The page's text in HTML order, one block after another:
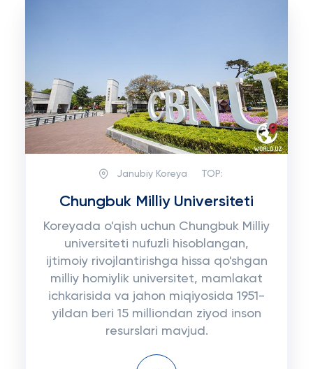
Janubiy Koreya TOP:
Chungbuk Milliy Universiteti
Koreyada o'qish uchun Chungbuk Milliy
universiteti nufuzli hisoblangan,
ijtimoiy rivojlantirishga hissa qo'shgan
milliy homiylik universitet, mamlakat
ichkarisida va jahon miqiyosida 1951-
yildan beri 15 milliondan ziyod inson
resurslari mavjud.